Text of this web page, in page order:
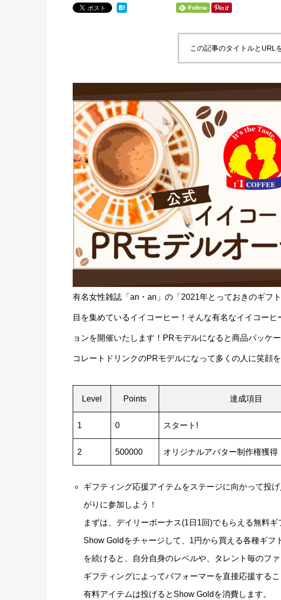
この記事のタイトルとURL
有名女性雑誌「an・an」の「2021年とっておきのギフ
目を集めているイイコーヒー！そんな有名なイイコー
ョンを開催いたします！PRモデルになると商品パッケ
コレートドリンクのPRモデルになって多くの人に笑顔を
Level Points 達成項目
1 0 スタート!
2 500000 オリジナルアバター制作権獲得
ギフティング応援アイテムをステージに向かって投
がりに参加しよう！
まずは、デイリーボーナス(1日1回)でもらえる無料
Show Goldをチャージして、1円から買える各種ギフ
を続けると、自分自身のレベルや、タレント毎のフ
ギフティングによってパフォーマーを直接応援するこ
有料アイテムは投げるとShow Goldを消費します。